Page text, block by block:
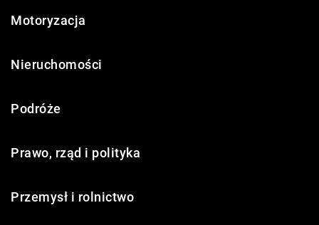
Motoryzacja
Nieruchomości
Podróże
Prawo, rząd i polityka
Przemysł i rolnictwo